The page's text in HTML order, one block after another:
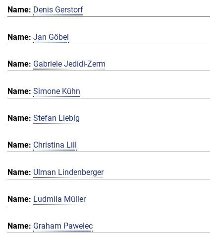
Denis Gerstorf
Jan Göbel
Gabriele Jedidi-Zerm
Simone Kühn
Stefan Liebig
Christina Lill
Ulman Lindenberger
Ludmila Müller
Graham Pawelec